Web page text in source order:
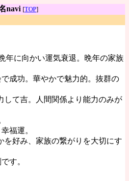
navi [TOP]
年に向かい運気衰退。晩年の家族
成功。華やかで魅力的。抜群の
して吉。人間関係より能力のみが
福運。
好み、家族の繋がりを大切にす
す。